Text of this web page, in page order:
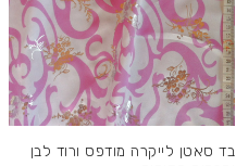
בד סאטן לייקרה מודפס ורוד לבן